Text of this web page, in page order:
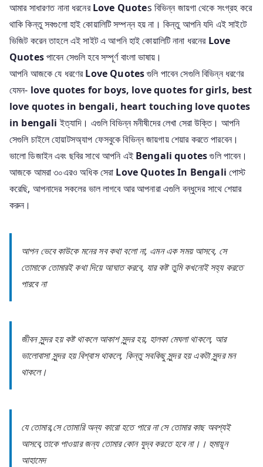
আমার সাধারণত নানা ধরনেরLove Quotes বিভিন্ন জায়গা থেকে সংগ্রহ করে
থাকি কিন্তু সবগুলো হাই কোয়ালিটি সম্পন্ন হয় না। কিন্তু আপনি যদি এই সাইটে
ভিজিট করেন তাহলে এই সাইট এ আপনি হাই কোয়ালিটি নানা ধরনের Love
Quotesপাবেন সেগুলি হবে সম্পূর্ণ বাংলা ভাষায়।
আপনি আজকে যে ধরণেরLove Quotesগুলি পাবেন সেগুলি বিভিন্ন ধরণের
যেমন- love quotes for boys, love quotes for girls, best
love quotes in bengali, heart touching love quotes
in bengali ইত্যাদি। এগুলি বিভিন্ন মনীষীদের লেখা সেরা উক্তি। আপনি
সেগুলি চাইলে হোয়াটসঅ্যাপ ফেসবুকে বিভিন্ন জায়গায় শেয়ার করতে পারবেন।
ভালো ডিজাইন এবং ছবির সাথে আপনি এই Bengali quotesগুলি পাবেন।
আজকে আমরা ৩০এরও অধিক সেরা Love Quotes In Bengali পোস্ট
করেছি, আপনাদের সকলের ভাল লাগবে আর আপনারা এগুলি বন্ধুদের সাথে শেয়ার
করুন।
আপন ভেবে কাউকে মনের সব কথা বলো না, এমন এক সময় আসবে, সে
তোমাকে তোমারই কথা দিয়ে আঘাত করবে, যার কষ্ট তুমি কখনোই সহ্য করতে
পারবে না
জীবন সুন্দর হয় কষ্ট থাকলে আকাশ সুন্দর হয়, হালকা মেঘলা থাকলে, আর
ভালোবাসা সুন্দর হয় বিশ্বাস থাকলে, কিন্তু সবকিছু সুন্দর হয় একটা সুন্দর মন
থাকলে।
যে তোমার,সে তোমারি অন্য কারো হতে পারে না সে তোমার কাছ অবশ্যই
আসবে,তাকে পাওয়ার জন্য তোমার কোন যুদ্ব করতে হবে না।। হুমায়ূন
আহামেদ